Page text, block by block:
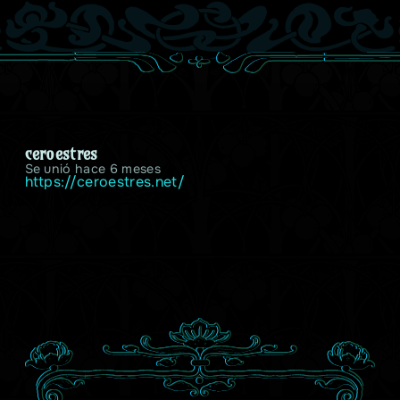
ceroestres
Se unió hace 6 meses
https://ceroestres.net/